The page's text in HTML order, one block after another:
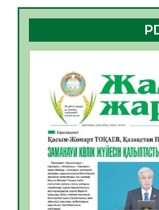
06.08.2026
ҚҰРЫЛТАЙ
БАСТАР
06.08.2026
Инфекциялық
жұмыстарының
06.08.2026
Көкжөтел ауруы
06.08.2026